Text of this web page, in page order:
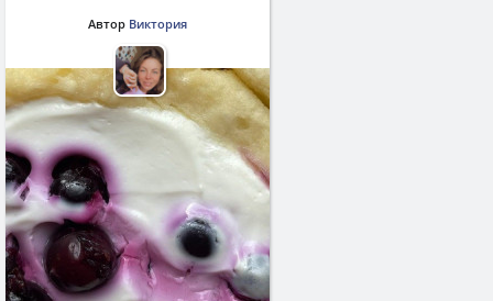
Автор Виктория